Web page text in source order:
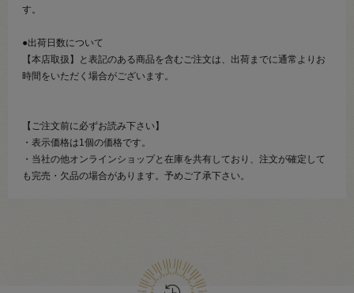
す。
●出荷日数について
【本店取扱】と表記のある商品を含むご注文は、出荷までに通常よりお
時間をいただく場合がございます。
【ご注文前に必ずお読み下さい】
・表示価格は1個の価格です。
・当社の他オンラインショップと在庫を共有しており、注文が確定して
も完売・欠品の場合があります。予めご了承下さい。